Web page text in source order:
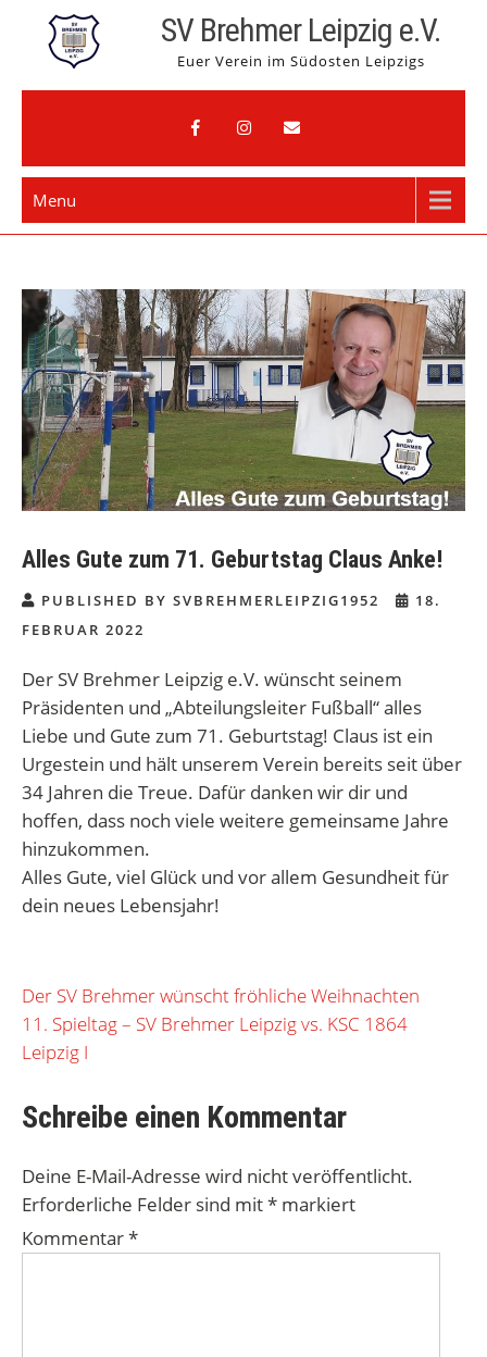
content
SV Brehmer Leipzig e.V.
Euer Verein im Südosten Leipzigs
Menu
Alles Gute zum 71. Geburtstag Claus Anke!
PUBLISHED BY SVBREHMERLEIPZIG1952
18.
FEBRUAR 2022
Der SV Brehmer Leipzig e.V. wünscht seinem
Präsidenten und „Abteilungsleiter Fußball“ alles
Liebe und Gute zum 71. Geburtstag! Claus ist ein
Urgestein und hält unserem Verein bereits seit über
34 Jahren die Treue. Dafür danken wir dir und
hoffen, dass noch viele weitere gemeinsame Jahre
hinzukommen.
Alles Gute, viel Glück und vor allem Gesundheit für
dein neues Lebensjahr!
Beitragsnavigation
Der SV Brehmer wünscht fröhliche Weihnachten
11. Spieltag – SV Brehmer Leipzig vs. KSC 1864
Leipzig I
Schreibe einen Kommentar
Deine E-Mail-Adresse wird nicht veröffentlicht.
Erforderliche Felder sind mit* markiert
Kommentar*